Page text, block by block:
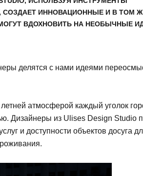
СОЗДАЕТ ИННОВАЦИОННЫЕ И В ТОМ
ВДОХНОВИТЬ НА НЕОБЫЧНЫЕ
делятся с нами идеями
атмосферой каждый уголок
Дизайнеры из Ulises Design Studio
и доступности объектов досуга